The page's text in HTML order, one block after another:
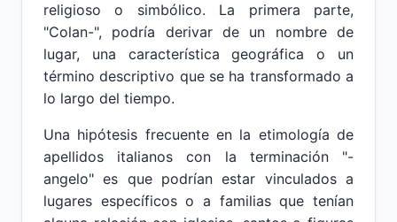
religioso o simbólico. La primera parte,
"Colan-", podría derivar de un nombre de
lugar, una característica geográfica o un
término descriptivo que se ha transformado a
lo largo del tiempo.
Una hipótesis frecuente en la etimología de
apellidos italianos con la terminación "-
angelo" es que podrían estar vinculados a
lugares específicos o a familias que tenían